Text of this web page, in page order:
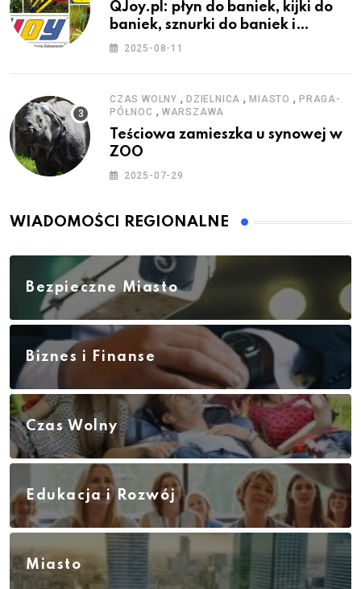
QJoy.pl: płyn do baniek, kijki do
baniek, sznurki do baniek i
zestawy do baniek
2025-08-11
CZAS WOLNY , DZIELNICA ,MIASTO ,PRAGA-
PÓŁNOC , WARSZAWA
Teściowa zamieszka u synowej w
ZOO
2025-07-29
WIADOMOŚCI REGIONALNE
Bezpieczne Miasto
Biznes i Finanse
Czas Wolny
Edukacja i Rozwój
Miasto